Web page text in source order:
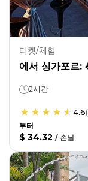
티켓/체험
에서 싱가포르:
2시간
4.6(
부터
$ 34.32 / 손님